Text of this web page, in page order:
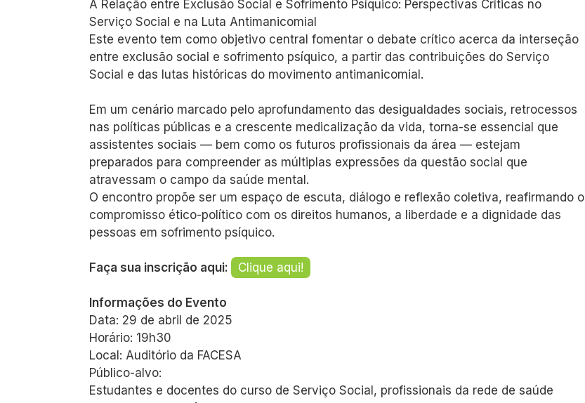
A Relação entre Exclusão Social e Sofrimento Psíquico: Perspectivas Críticas no
Serviço Social e na Luta Antimanicomial
Este evento tem como objetivo central fomentar o debate crítico acerca da interseção
entre exclusão social e sofrimento psíquico, a partir das contribuições do Serviço
Social e das lutas históricas do movimento antimanicomial.
Em um cenário marcado pelo aprofundamento das desigualdades sociais, retrocessos
nas políticas públicas e a crescente medicalização da vida, torna-se essencial que
assistentes sociais — bem como os futuros profissionais da área — estejam
preparados para compreender as múltiplas expressões da questão social que
atravessam o campo da saúde mental.
O encontro propõe ser um espaço de escuta, diálogo e reflexão coletiva, reafirmando o
compromisso ético-político com os direitos humanos, a liberdade e a dignidade das
pessoas em sofrimento psíquico.
Faça sua inscrição aqui: Clique aqui!
Informações do Evento
Data: 29 de abril de 2025
Horário: 19h30
Local: Auditório da FACESA
Público-alvo:
Estudantes e docentes do curso de Serviço Social, profissionais da rede de saúde